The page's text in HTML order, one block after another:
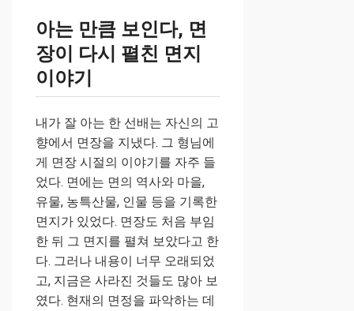
아는 만큼 보인다, 면
장이 다시 펼친 면지
이야기
내가 잘 아는 한 선배는 자신의 고
향에서 면장을 지냈다. 그 형님에
게 면장 시절의 이야기를 자주 들
었다. 면에는 면의 역사와 마을,
유물, 농특산물, 인물 등을 기록한
면지가 있었다. 면장도 처음 부임
한 뒤 그 면지를 펼쳐 보았다고 한
다. 그러나 내용이 너무 오래되었
고, 지금은 사라진 것들도 많아 보
였다. 현재의 면정을 파악하는 데